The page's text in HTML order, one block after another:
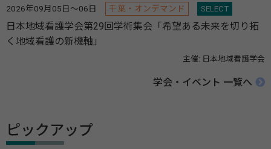
2026年09月05日～06日 千葉・オンデマンド SELECT
日本地域看護学会第29回学術集会「希望ある未来を切り拓
く地域看護の新機軸」
主催: 日本地域看護学会
学会・イベント 一覧へ
ピックアップ